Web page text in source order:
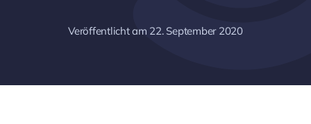
Veröffentlicht am 22. September 2020